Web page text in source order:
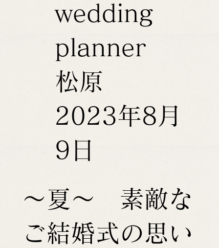
～夏～ 素敵な
ご結婚式の思い
wedding
planner
松原
2023年8月
9日